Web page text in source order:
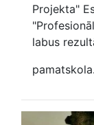
Projekta"
labus